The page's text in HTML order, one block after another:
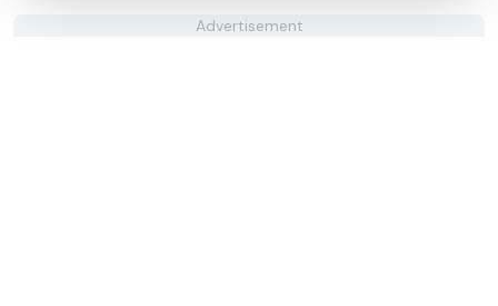
Advertisement